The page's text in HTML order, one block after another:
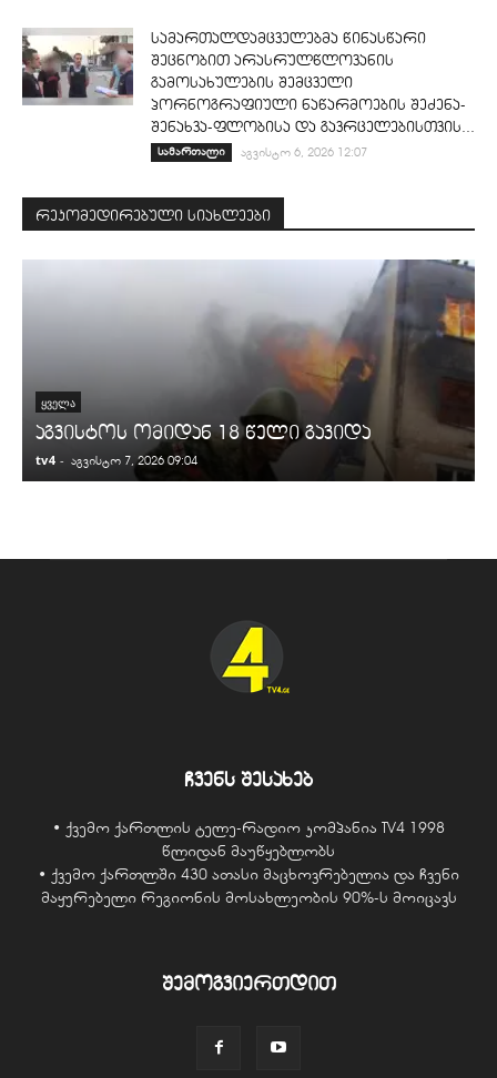
სამართალდამცველებმა წინასწარი
შეცნობით არასრულწლოვანის
გამოსახულების შემცველი
პორნოგრაფიული ნაწარმოების შეძენა-
შენახვა-ფლობისა და გავრცელებისთვის...
სამართალი აგვისტო 6, 2026 12:07
რეკომედირებული სიახლეები
ᲧᲕᲔᲚᲐ
აგვისტოს ომიდან 18 წელი გავიდა
tv4 - აგვისტო 7, 2026 09:04
ჩვენს შესახებ
• ქვემო ქართლის ტელე-რადიო კომპანია TV4 1998
წლიდან მაუწყებლობს
• ქვემო ქართლში 430 ათასი მაცხოვრებელია და ჩვენი
მაყურებელი რეგიონის მოსახლეობის 90%-ს მოიცავს
შემოგვიერთდით